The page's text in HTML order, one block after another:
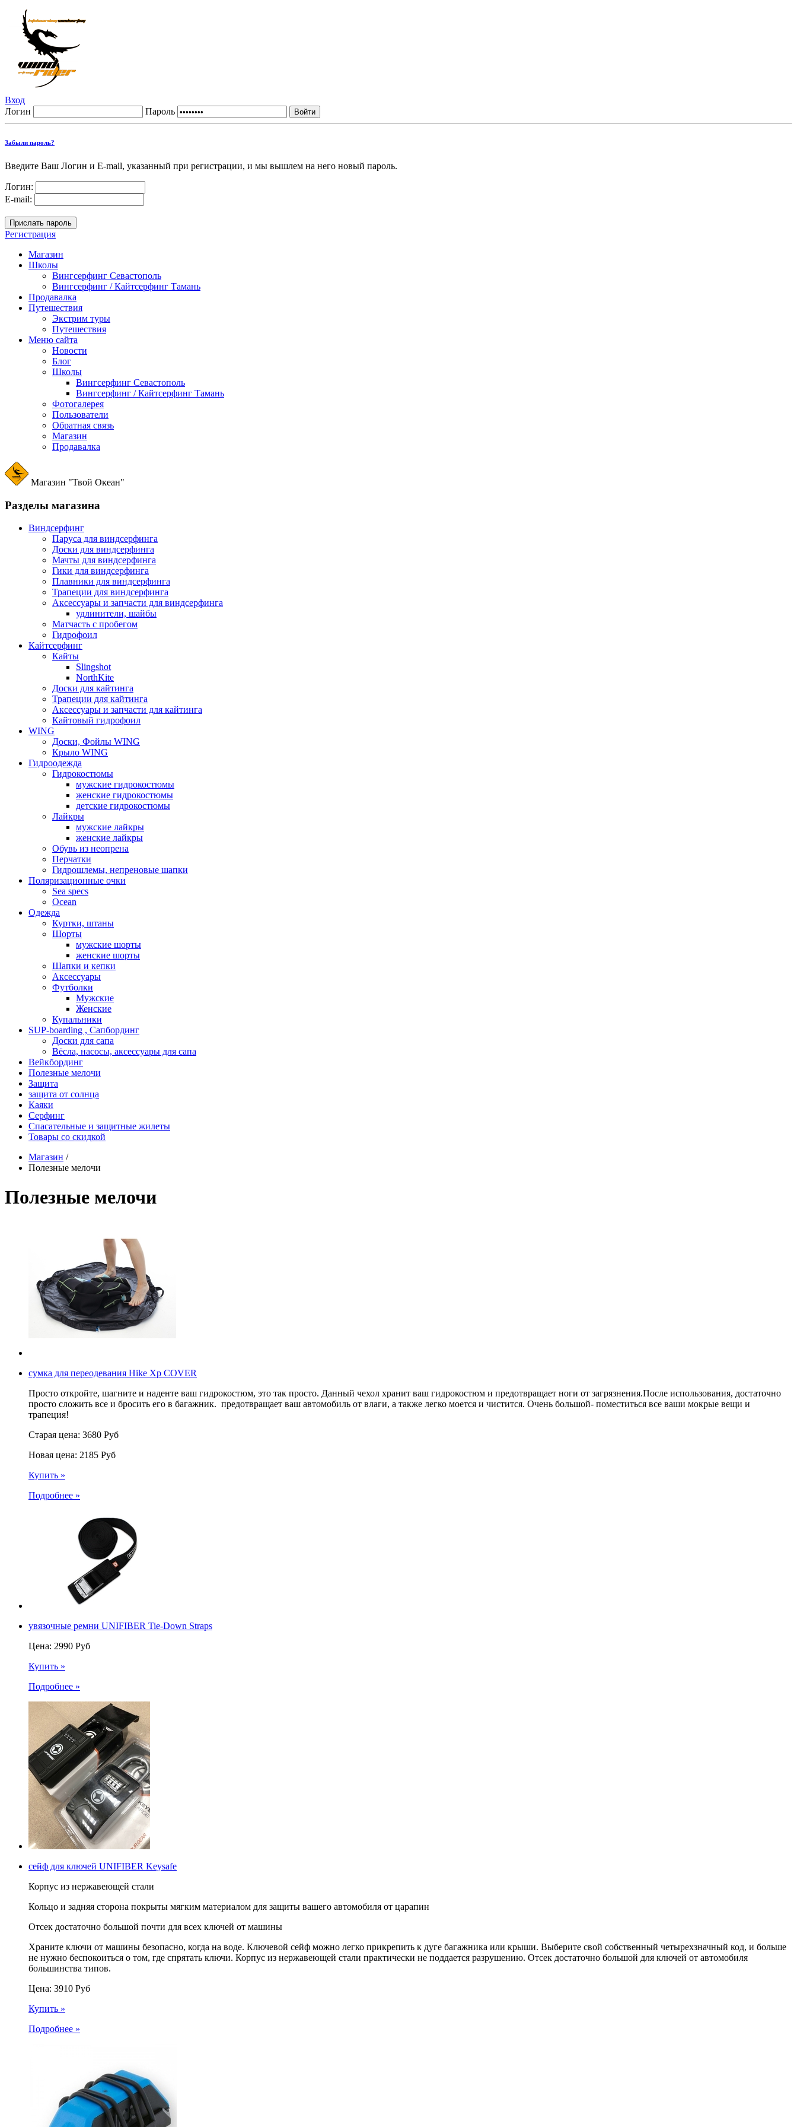
Вход
Логин
Пароль
Забыли пароль?
Введите Ваш Логин и E-mail, указанный при регистрации, и мы вышлем на него новый пароль.
Логин:
E-mail:
Регистрация
Магазин
Школы
Вингсерфинг Севастополь
Вингсерфинг / Кайтсерфинг Тамань
Продавалка
Путешествия
Экстрим туры
Путешествия
Меню сайта
Новости
Блог
Школы
Вингсерфинг Севастополь
Вингсерфинг / Кайтсерфинг Тамань
Фотогалерея
Пользователи
Обратная связь
Магазин
Продавалка
Магазин "Твой Океан"
Разделы магазина
Виндсерфинг
Паруса для виндсерфинга
Доски для виндсерфинга
Мачты для виндсерфинга
Гики для виндсерфинга
Плавники для виндсерфинга
Трапеции для виндсерфинга
Аксессуары и запчасти для виндсерфинга
удлинители, шайбы
Матчасть с пробегом
Гидрофоил
Кайтсерфинг
Кайты
Slingshot
NorthKite
Доски для кайтинга
Трапеции для кайтинга
Аксессуары и запчасти для кайтинга
Кайтовый гидрофоил
WING
Доски, Фойлы WING
Крыло WING
Гидроодежда
Гидрокостюмы
мужские гидрокостюмы
женские гидрокостюмы
детские гидрокостюмы
Лайкры
мужские лайкры
женские лайкры
Обувь из неопрена
Перчатки
Гидрошлемы, непреновые шапки
Поляризационные очки
Sea specs
Ocean
Одежда
Куртки, штаны
Шорты
мужские шорты
женские шорты
Шапки и кепки
Аксессуары
Футболки
Мужские
Женские
Купальники
SUP-boarding , Сапбординг
Доски для сапа
Вёсла, насосы, аксессуары для сапа
Вейкбординг
Полезные мелочи
Защита
защита от солнца
Каяки
Серфинг
Спасательные и защитные жилеты
Товары со скидкой
Магазин /
Полезные мелочи
Полезные мелочи
сумка для переодевания Hike Xp COVER
Просто откройте, шагните и наденте ваш гидрокостюм, это так просто. Данный чехол хранит ваш гидрокостюм и предотвращает ноги от загрязнения.После использования, достаточно
просто сложить все и бросить его в багажник. предотвращает ваш автомобиль от влаги, а также легко моется и чистится. Очень большой- поместиться все ваши мокрые вещи и
трапеция!
Старая цена: 3680 Руб
Новая цена: 2185 Руб
Купить »
Подробнее »
увязочные ремни UNIFIBER Tie-Down Straps
Цена: 2990 Руб
Купить »
Подробнее »
сейф для ключей UNIFIBER Keysafe
Корпус из нержавеющей стали
Кольцо и задняя сторона покрыты мягким материалом для защиты вашего автомобиля от царапин
Отсек достаточно большой почти для всех ключей от машины
Храните ключи от машины безопасно, когда на воде. Ключевой сейф можно легко прикрепить к дуге багажника или крыши. Выберите свой собственный четырехзначный код, и больше
не нужно беспокоиться о том, где спрятать ключи. Корпус из нержавеющей стали практически не поддается разрушению. Отсек достаточно большой для ключей от автомобиля
большинства типов.
Цена: 3910 Руб
Купить »
Подробнее »